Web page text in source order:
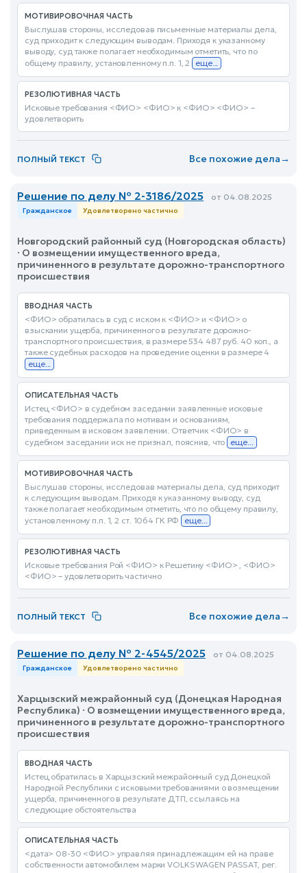
МОТИВИРОВОЧНАЯ ЧАСТЬ
Выслушав стороны, исследовав письменные материалы дела,
суд приходит к следующим выводам. Приходя к указанному
выводу, суд также полагает необходимым отметить, что по
общему правилу, установленному п.п. 1, 2 еще...
РЕЗОЛЮТИВНАЯ ЧАСТЬ
Исковые требования <ФИО> <ФИО> к <ФИО> <ФИО> –
удовлетворить
ПОЛНЫЙ ТЕКСТ Все похожие дела→
Решение по делу № 2-3186/2025 от 04.08.2025
Гражданское Удовлетворено частично
Новгородский районный суд (Новгородская область)
· О возмещении имущественного вреда,
причиненного в результате дорожно-транспортного
происшествия
ВВОДНАЯ ЧАСТЬ
<ФИО> обратилась в суд с иском к <ФИО> и <ФИО> о
взыскании ущерба, причиненного в результате дорожно-
транспортного происшествия, в размере 534 487 руб. 40 коп., а
также судебных расходов на проведение оценки в размере 4
еще...
ОПИСАТЕЛЬНАЯ ЧАСТЬ
Истец <ФИО> в судебном заседании заявленные исковые
требования поддержала по мотивам и основаниям,
приведенным в исковом заявлении. Ответчик <ФИО> в
судебном заседании иск не признал, пояснив, что еще...
МОТИВИРОВОЧНАЯ ЧАСТЬ
Выслушав стороны, исследовав материалы дела, суд приходит
к следующим выводам. Приходя к указанному выводу, суд
также полагает необходимым отметить, что по общему правилу,
установленному п.п. 1, 2 ст. 1064 ГК РФ еще...
РЕЗОЛЮТИВНАЯ ЧАСТЬ
Исковые требования Рой <ФИО> к Решетину <ФИО> , <ФИО>
<ФИО> – удовлетворить частично
ПОЛНЫЙ ТЕКСТ Все похожие дела→
Решение по делу № 2-4545/2025 от 04.08.2025
Гражданское Удовлетворено частично
Харцызский межрайонный суд (Донецкая Народная
Республика) · О возмещении имущественного вреда,
причиненного в результате дорожно-транспортного
происшествия
ВВОДНАЯ ЧАСТЬ
Истец обратилась в Харцызский межрайонный суд Донецкой
Народной Республики с исковыми требованиями о возмещении
ущерба, причиненного в результате ДТП, ссылаясь на
следующие обстоятельства
ОПИСАТЕЛЬНАЯ ЧАСТЬ
<дата> 08-30 <ФИО> управляя принадлежащим ей на праве
собственности автомобилем марки VOLKSWAGEN PASSAT, рег.